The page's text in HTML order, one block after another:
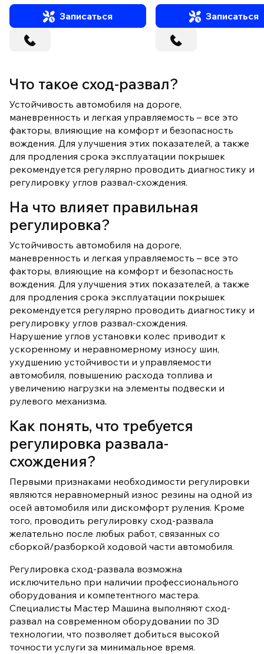
Записаться
Записаться
Что такое сход-развал?
Устойчивость автомобиля на дороге,
маневренность и легкая управляемость – все это
факторы, влияющие на комфорт и безопасность
вождения. Для улучшения этих показателей, а также
для продления срока эксплуатации покрышек
рекомендуется регулярно проводить диагностику и
регулировку углов развал-схождения.
На что влияет правильная
регулировка?
Устойчивость автомобиля на дороге,
маневренность и легкая управляемость – все это
факторы, влияющие на комфорт и безопасность
вождения. Для улучшения этих показателей, а также
для продления срока эксплуатации покрышек
рекомендуется регулярно проводить диагностику и
регулировку углов развал-схождения.
Нарушение углов установки колес приводит к
ускоренному и неравномерному износу шин,
ухудшению устойчивости и управляемости
автомобиля, повышению расхода топлива и
увеличению нагрузки на элементы подвески и
рулевого механизма.
Как понять, что требуется
регулировка развала-
схождения?
Первыми признаками необходимости регулировки
являются неравномерный износ резины на одной из
осей автомобиля или дискомфорт руления. Кроме
того, проводить регулировку сход-развала
желательно после любых работ, связанных со
сборкой/разборкой ходовой части автомобиля.
Регулировка сход-развала возможна
исключительно при наличии профессионального
оборудования и компетентного мастера.
Специалисты Мастер Машина выполняют сход-
развал на современном оборудовании по 3D
технологии, что позволяет добиться высокой
точности услуги за минимальное время.